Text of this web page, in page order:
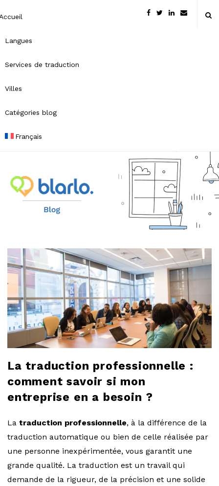
Langues
Services de traduction
Villes
Catégories blog
Français
B
r
l
o
b
o
g
La traduction professionnelle :
comment savoir si mon
entreprise en a besoin ?
La traduction professionnelle, à la différence de la
traduction automatique ou bien de celle réalisée par
une personne inexpérimentée, vous garantit une
grande qualité. La traduction est un travail qui
demande de la rigueur, de la précision et une solide